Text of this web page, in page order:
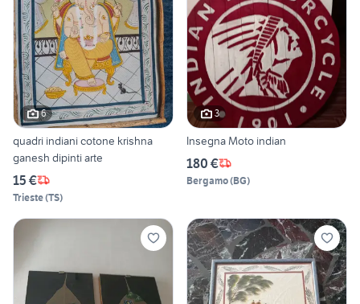
6
quadri indiani cotone krishna
ganesh dipinti arte
15 €
Trieste(TS)
3
Insegna Moto indian
180 €
Bergamo(BG)